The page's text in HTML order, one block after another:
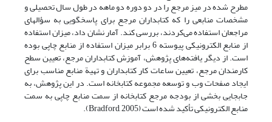
مطرح شده در میز مرجع را در دو دوره دو ماهه در طول سال تحصیلی و
مشخصات منابعی را که کتابداران مرجع برای پاسخگویی به سؤالهای
مراجعان استفاده می‌کردند، بررسی کند. آمار نشان داد، میزان استفاده
از منابع الکترونیکی پیوسته 6 برابر میزان استفاده از منابع چاپی بوده
است. از دیگر یافته‌های پژوهش، آموزش کتابداران مرجع، تعیین سطح
کارمندان مرجع، تعیین ساعات کار کتابداران و تهیة منابع مناسب برای
ایجاد صفحات وب و توسعه مجموعه کتابخانه است. در این پژوهش، به
جابجایی بخشی از بودجه مرجع کتابخانه از سمت منابع چاپی به سمت
منابع الکترونیکی تأکید شده است (Bradford, 2005).